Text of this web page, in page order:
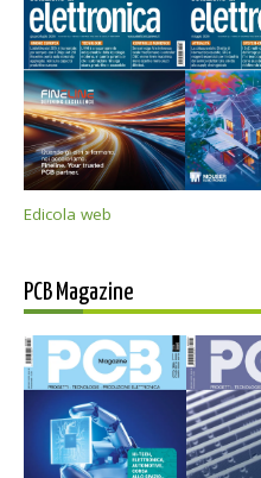
Edicola web
PCB Magazine